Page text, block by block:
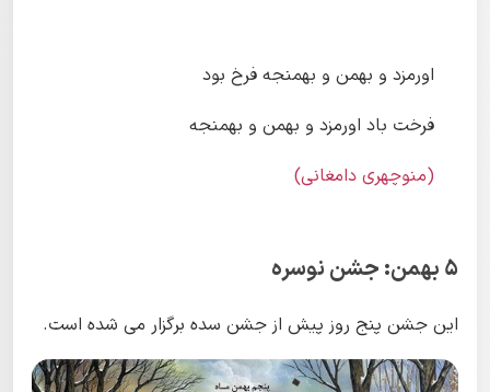
اورمزد و بهمن و بهمنجه فرخ بود
فرخت باد اورمزد و بهمن و بهمنجه
(منوچهری دامغانی)
۵ بهمن: جشن نوسره
این جشن پنج روز پیش از جشن سده برگزار می شده است.